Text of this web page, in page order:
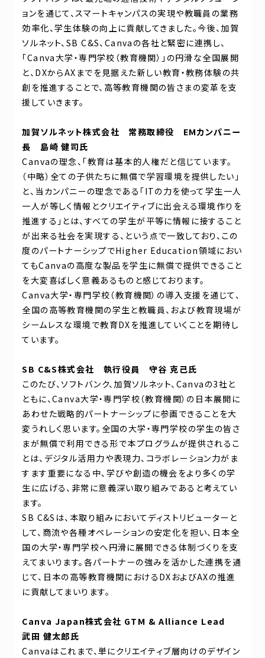
ョンを通じて、スマートキャンパスの実現や教職員の業務
効率化、学生体験の向上に貢献してきました。今後、加賀
ソルネット、SB C&S、Canvaの各社と緊密に連携し、
「Canva大学・専門学校（教育機関）」の円滑な全国展開
と、DXからAXまでを見据えた新しい教育・教務体験の共
創を推進することで、高等教育機関の皆さまの変革を支
援していきます。
加賀ソルネット株式会社 常務取締役 EMカンパニー
長 島崎 健司氏
Canvaの理念、「教育は基本的人権だと信じています。
（中略）全ての子供たちに無償で学習環境を提供したい」
と、当カンパニーの理念である「ITの力を使って学生一人
一人が等しく情報とクリエイティブに出会える環境作りを
推進する」とは、すべての学生が平等に情報に接すること
が出来る社会を実現する、という点で一致しており、この
度のパートナーシップでHigher Education領域におい
てもCanvaの高度な製品を学生に無償で提供できること
を大変喜ばしく意義あるものと感じております。
Canva大学・専門学校（教育機関）の導入支援を通じて、
全国の高等教育機関の学生と教職員、および教育現場が
シームレスな環境で教育DXを推進していくことを期待し
ています。
SB C&S株式会社 執行役員 守谷 克己氏
このたび、ソフトバンク、加賀ソルネット、Canvaの3社と
ともに、Canva大学・専門学校（教育機関）の日本展開に
あわせた戦略的パートナーシップに参画できることを大
変うれしく思います。全国の大学・専門学校の学生の皆さ
まが無償で利用できる形で本プログラムが提供されるこ
とは、デジタル活用力や表現力、コラボレーション力がま
すます重要になる中、学びや創造の機会をより多くの学
生に広げる、非常に意義深い取り組みであると考えてい
ます。
SB C&Sは、本取り組みにおいてディストリビューターと
して、商流や各種オペレーションの安定化を担い、日本全
国の大学・専門学校へ円滑に展開できる体制づくりを支
えてまいります。各パートナーの強みを活かした連携を通
じて、日本の高等教育機関におけるDXおよびAXの推進
に貢献してまいります。
Canva Japan株式会社 GTM & Alliance Lead
武田 健太郎氏
Canvaはこれまで、単にクリエイティブ層向けのデザイン